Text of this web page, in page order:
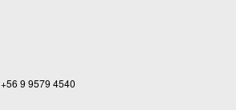
+56 9 9579 4540